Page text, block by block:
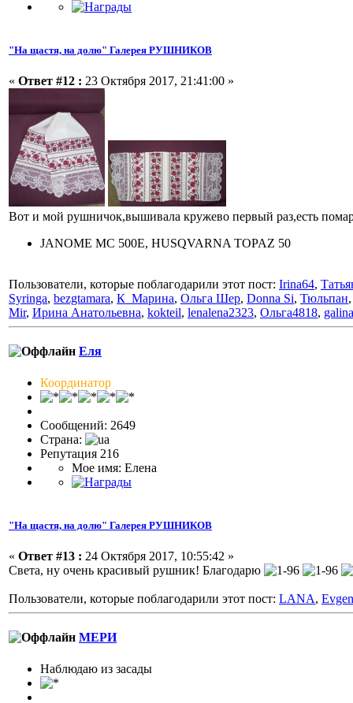
"На щастя, на долю" Галерея РУШНИКОВ
« Ответ #12 : 23 Октября 2017, 21:41:00 »
Вот и мой рушничок,вышивала кружево первый раз,есть
JANOME MC 500E, HUSQVARNA TOPAZ 50
Пользователи, которые поблагодарили этот пост: Irina64,
Syringa, bezgtamara, К_Марина, Ольга Шер, Donna Si, Тюльпан
Mir, Ирина Анатольевна, kokteil, lenalena2323, Ольга4818,
Еля
Координатор
Сообщений: 2649
Страна:
Репутация 216
Мое имя: Елена
"На щастя, на долю" Галерея РУШНИКОВ
« Ответ #13 : 24 Октября 2017, 10:55:42 »
Света, ну очень красивый рушник! Благодарю
Пользователи, которые поблагодарили этот пост: LANA,
МЕРИ
Наблюдаю из засады